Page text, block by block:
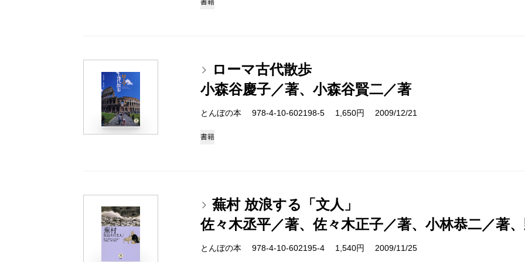
書籍
ローマ古代散歩
小森谷慶子／著、小森谷賢二／著
とんぼの本 978-4-10-602198-5 1,650円 2009/12/21
書籍
蕪村 放浪する「文人」
佐々木丞平／著、佐々木正子／著、小林恭二／著
とんぼの本 978-4-10-602195-4 1,540円 2009/11/25